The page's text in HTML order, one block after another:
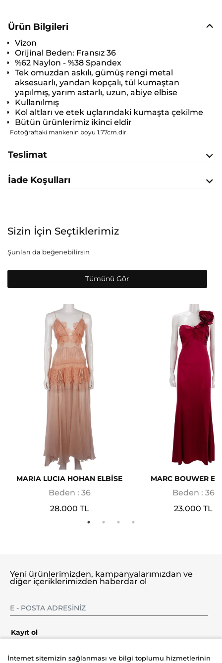
Ürün Bilgileri
Vizon
Orijinal Beden: Fransız 36
%62 Naylon - %38 Spandex
Tek omuzdan askılı, gümüş rengi metal
aksesuarlı, yandan kopçalı, tül kumaştan
yapılmış, yarım astarlı, uzun, abiye elbise
Kullanılmış
Kol altları ve etek uçlarındaki kumaşta çekilme
Bütün ürünlerimiz ikinci eldir
Fotoğraftaki mankenin boyu 1.77cm.dir
Teslimat
İade Koşulları
Sizin İçin Seçtiklerimiz
Şunları da beğenebilirsin
Tümünü Gör
MARIA LUCIA HOHAN ELBİSE
Beden : 36
28.000 TL
MARC BOUWER
Beden : 36
23.000 TL
Yeni ürünlerimizden, kampanyalarımızdan ve
diğer içeriklerimizden haberdar ol
Kayıt ol
İnternet sitemizin sağlanması ve bilgi toplumu hizmetlerinin